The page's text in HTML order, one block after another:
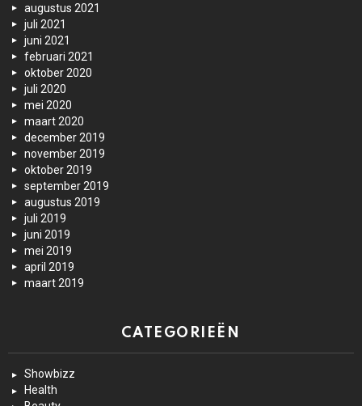
augustus 2021
juli 2021
juni 2021
februari 2021
oktober 2020
juli 2020
mei 2020
maart 2020
december 2019
november 2019
oktober 2019
september 2019
augustus 2019
juli 2019
juni 2019
mei 2019
april 2019
maart 2019
CATEGORIEËN
Showbizz
Health